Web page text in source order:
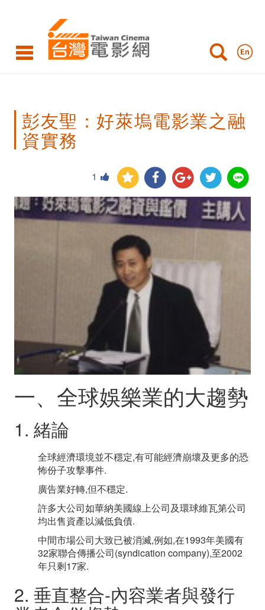
聖：
萊
電
業
之
彭友聖：好萊塢電影業之融
資實務
1
一、全球娛樂業的大趨勢
1. 緒論
全球經濟環境並不穩定,有可能經濟崩壞及更多的恐
怖份子攻擊事件.
廣告業好轉,但不穩定.
許多大公司如華納美國線上公司及環球維瓦第公司
均出售資產以減低負債.
中間市場公司大致已被消滅,例如,在1993年美國有
32家聯合傳播公司(syndication company),至2002
年只剩17家.
2. 垂直整合-內容業者與發行